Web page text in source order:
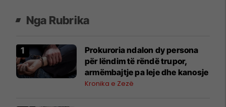
Nga Rubrika
Prokuroria ndalon dy persona
për lëndim të rëndë trupor,
armëmbajtje pa leje dhe kanosje
Kronika e Zezë